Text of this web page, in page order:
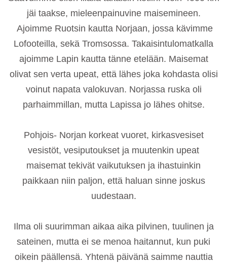
jäi taakse, mieleenpainuvine maisemineen.
Ajoimme Ruotsin kautta Norjaan, jossa kävimme
Lofooteilla, sekä Tromsossa. Takaisintulomatkalla
ajoimme Lapin kautta tänne etelään. Maisemat
olivat sen verta upeat, että lähes joka kohdasta olisi
voinut napata valokuvan. Norjassa ruska oli
parhaimmillan, mutta Lapissa jo lähes ohitse.
Pohjois- Norjan korkeat vuoret, kirkasvesiset
vesistöt, vesiputoukset ja muutenkin upeat
maisemat tekivät vaikutuksen ja ihastuinkin
paikkaan niin paljon, että haluan sinne joskus
uudestaan.
Ilma oli suurimman aikaa aika pilvinen, tuulinen ja
sateinen, mutta ei se menoa haitannut, kun puki
oikein päällensä. Yhtenä päivänä saimme nauttia